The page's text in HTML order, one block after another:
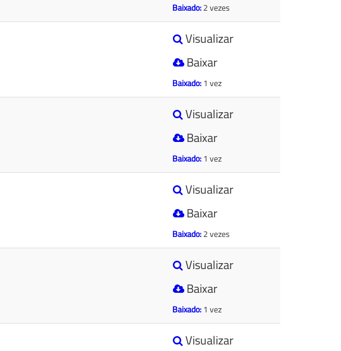
Baixado:2 vezes
Visualizar
Baixar
Baixado:1 vez
Visualizar
Baixar
Baixado:1 vez
Visualizar
Baixar
Baixado:2 vezes
Visualizar
Baixar
Baixado:1 vez
Visualizar